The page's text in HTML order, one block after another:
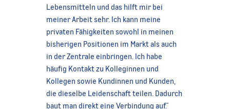
Lebensmitteln und das hilft mir bei
meiner Arbeit sehr. Ich kann meine
privaten Fähigkeiten sowohl in meinen
bisherigen Positionen im Markt als auch
in der Zentrale einbringen. Ich habe
häufig Kontakt zu Kolleginnen und
Kollegen sowie Kundinnen und Kunden,
die dieselbe Leidenschaft teilen. Dadurch
baut man direkt eine Verbindung auf."